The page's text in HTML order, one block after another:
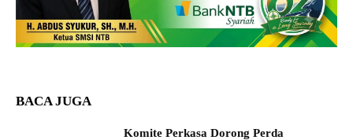
BACA JUGA
Komite Perkasa Dorong Perda